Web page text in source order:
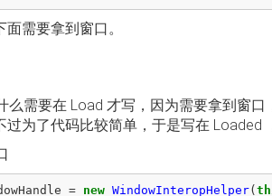
需要拿到窗口。
么需要在 Load 才写，因为需要拿到窗
为了代码比较简单，于是写在 Loaded
= new WindowInteropHelper(